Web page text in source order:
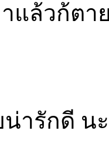
แล้วก้ตา
ารักดี นะ